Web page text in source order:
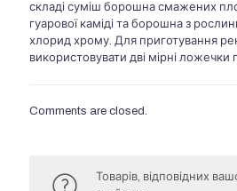
складі суміш борошна смажених
гуарової каміді та борошна з
хлорид хрому. Для приготування
використовувати дві мірні ложечки
Comments are closed.
Товарів, відповідних